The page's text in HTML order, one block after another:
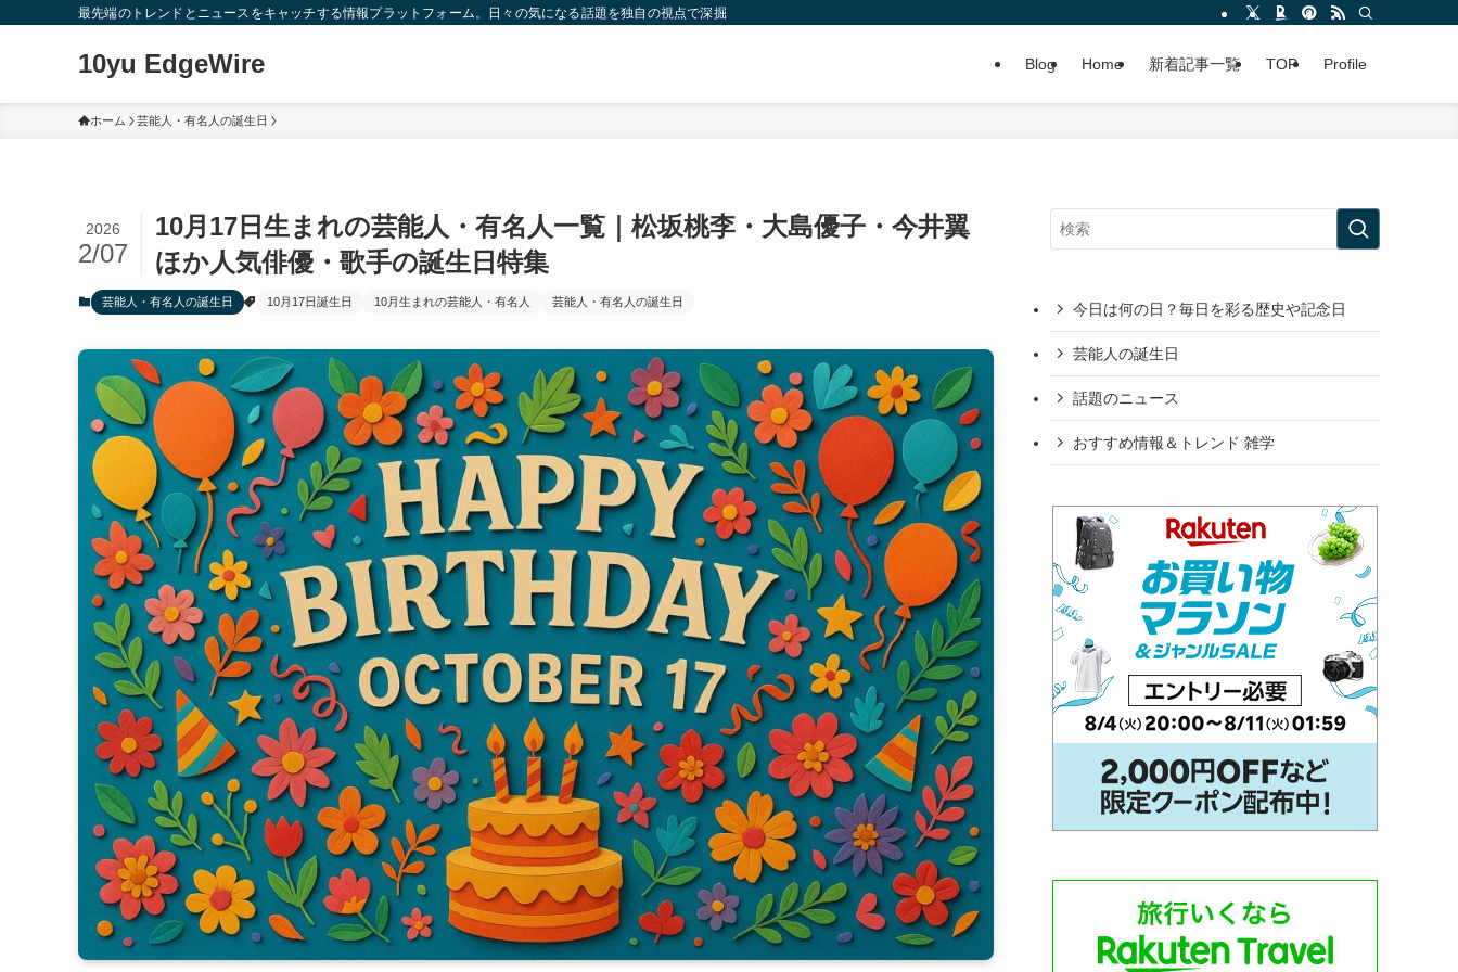
最先端のトレンドとニュースをキャッチする情報プラットフォーム。日々の気になる話題を独自の視点で深掘りしたコンテンツをお届けします。
10yu EdgeWire Blog Home 新着記事一覧 TOP Profile
ホーム 芸能人・有名人の誕生日
10月17日生まれの芸能人・有名人一覧｜松坂桃李・大島優子・今井翼
ほか人気俳優・歌手の誕生日特集
2026
2/07
芸能人・有名人の誕生日 10月17日誕生日 10月生まれの芸能人・有名人 芸能人・有名人の誕生日 今日は何の日？毎日を彩る歴史や記念日
芸能人の誕生日
話題のニュース
おすすめ情報＆トレンド 雑学